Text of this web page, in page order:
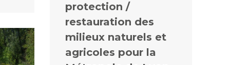
protection /
restauration des
milieux naturels et
agricoles pour la